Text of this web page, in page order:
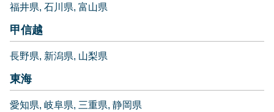
福井県 石川県 富山県
甲信越
長野県 新潟県 山梨県
東海
愛知県 岐阜県 三重県 静岡県